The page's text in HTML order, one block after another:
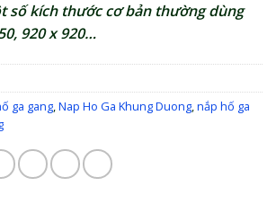
số kích thước cơ bản thường dùng
920 x 920…
ga gang,Nap Ho Ga Khung Duong,nắp hố ga